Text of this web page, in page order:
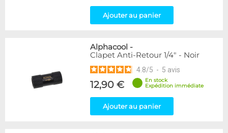
Ajouter au panier
Alphacool -
Clapet Anti-Retour 1/4" - Noir
4.8/5 - 5 avis
12,90 €
En stock
Expédition immédiate
Ajouter au panier